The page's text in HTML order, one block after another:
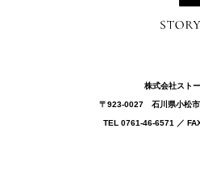
株式会社スト
〒923-0027 ⽯川県⼩松市
TEL 0761-46-6571 ／